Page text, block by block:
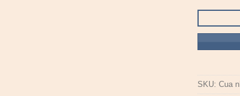
SKU:Cua